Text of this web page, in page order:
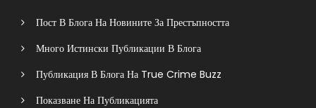
Пост В Блога На Новините За Престъпността
Много Истински Публикации В Блога
Публикация В Блога На True Crime Buzz
Показване На Публикацията